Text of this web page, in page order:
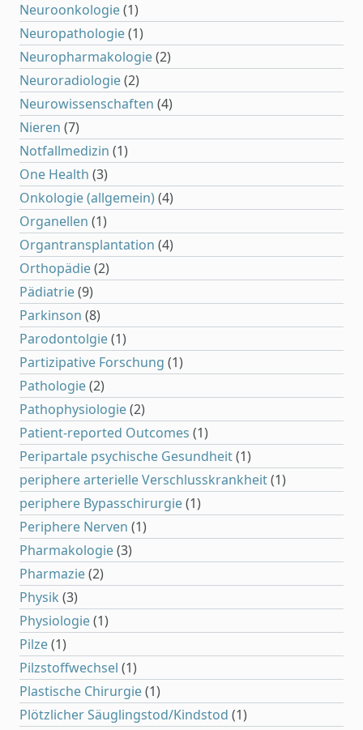
Neuroonkologie(1)
Neuropathologie(1)
Neuropharmakologie(2)
Neuroradiologie(2)
Neurowissenschaften (4)
Nieren (7)
Notfallmedizin (1)
One Health (3)
Onkologie (allgemein)(4)
Organellen (1)
Organtransplantation (4)
Orthopädie(2)
Pädiatrie(9)
Parkinson (8)
Parodontolgie(1)
Partizipative Forschung (1)
Pathologie(2)
Pathophysiologie(2)
Patient-reported Outcomes (1)
Peripartale psychische Gesundheit(1)
periphere arterielle Verschlusskrankheit(1)
periphere Bypasschirurgie(1)
Periphere Nerven (1)
Pharmakologie(3)
Pharmazie(2)
Physik (3)
Physiologie(1)
Pilze(1)
Pilzstoffwechsel (1)
Plastische Chirurgie(1)
Plötzlicher Säuglingstod/Kindstod (1)